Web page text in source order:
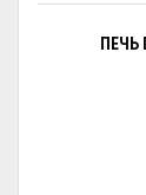
ПЕЧЬ